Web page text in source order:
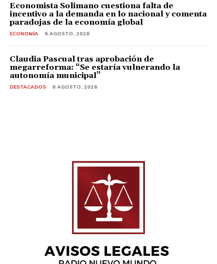
Economista Solimano cuestiona falta de
incentivo a la demanda en lo nacional y comenta
paradojas de la economía global
ECONOMÍA 6 AGOSTO, 2026
Claudia Pascual tras aprobación de
megarreforma: “Se estaría vulnerando la
autonomía municipal”
DESTACADOS 6 AGOSTO, 2026